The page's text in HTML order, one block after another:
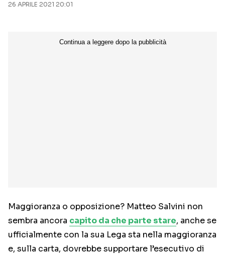
26 APRILE 2021 20:01
Maggioranza o opposizione? Matteo Salvini non
sembra ancora capito da che parte stare, anche se
ufficialmente con la sua Lega sta nella maggioranza
e, sulla carta, dovrebbe supportare l’esecutivo di